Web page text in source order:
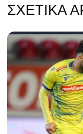
ΣΧΕΤΙΚΆ